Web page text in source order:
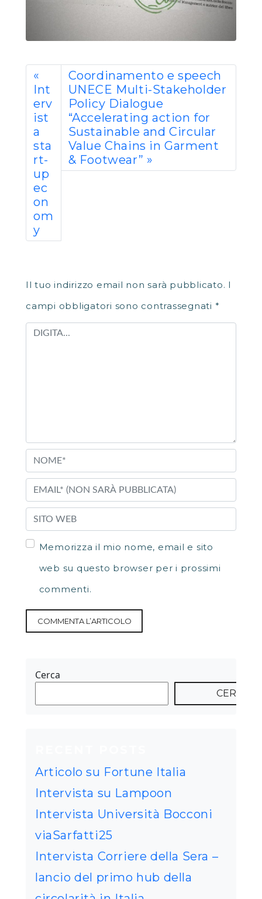
Int
erv
ist
a
sta
rt-
up
ec
on
om
y
Coordinamento e speech
UNECE Multi-Stakeholder
Policy Dialogue
“Accelerating action for
Sustainable and Circular
Value Chains in Garment
& Footwear”
Il tuo indirizzo email non sarà pubblicato. I
campi obbligatori sono contrassegnati *
Memorizza il mio nome, email e sito
web su questo browser per i prossimi
commenti.
Cerca
CERCA
Articolo su Fortune Italia
Intervista su Lampoon
Intervista Università Bocconi
viaSarfatti25
Intervista Corriere della Sera –
lancio del primo hub della